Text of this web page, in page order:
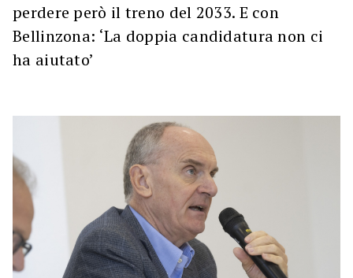
perdere però il treno del 2033. E con
Bellinzona: ‘La doppia candidatura non ci
ha aiutato’